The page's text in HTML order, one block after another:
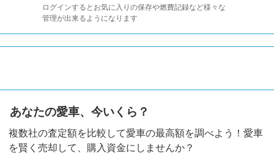
ログインするとお気に入りの保存や燃費記録など様々な
管理が出来るようになります
あなたの愛車、今いくら？
複数社の査定額を比較して愛車の最高額を調べよう！愛車
を賢く売却して、購入資金にしませんか？